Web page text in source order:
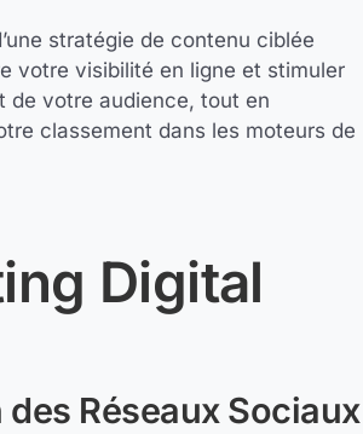
stratégie de contenu ciblée
votre visibilité en ligne et stimuler
de votre audience, tout en
classement dans les moteurs de
Digital
des Réseaux Sociaux